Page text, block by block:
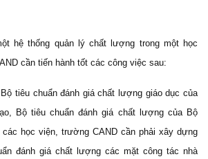
hệ thống quản lý chất lượng trong một học
cần tiến hành tốt các công việc sau:
tiêu chuẩn đánh giá chất lượng giáo dục của
Bộ tiêu chuẩn đánh giá chất lượng của Bộ
các học viện, trường CAND cần phải xây dựng
đánh giá chất lượng các mặt công tác nhà